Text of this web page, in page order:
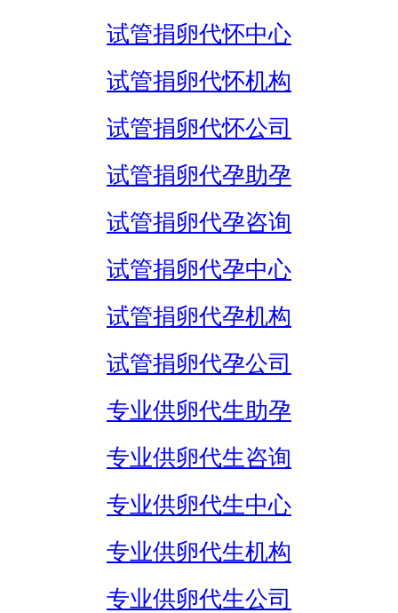
试管捐卵代怀中心
试管捐卵代怀机构
试管捐卵代怀公司
试管捐卵代孕助孕
试管捐卵代孕咨询
试管捐卵代孕中心
试管捐卵代孕机构
试管捐卵代孕公司
专业供卵代生助孕
专业供卵代生咨询
专业供卵代生中心
专业供卵代生机构
专业供卵代生公司